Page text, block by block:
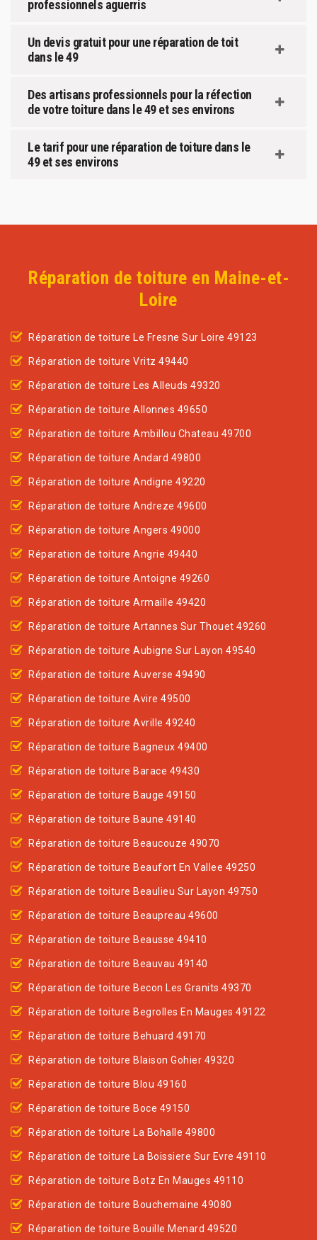
professionnels aguerris
Un devis gratuit pour une réparation de toit
dans le 49
Des artisans professionnels pour la réfection
de votre toiture dans le 49 et ses environs
Le tarif pour une réparation de toiture dans le
49 et ses environs
Réparation de toiture en Maine-et-
Loire
Réparation de toiture Le Fresne Sur Loire 49123
Réparation de toiture Vritz 49440
Réparation de toiture Les Alleuds 49320
Réparation de toiture Allonnes 49650
Réparation de toiture Ambillou Chateau 49700
Réparation de toiture Andard 49800
Réparation de toiture Andigne 49220
Réparation de toiture Andreze 49600
Réparation de toiture Angers 49000
Réparation de toiture Angrie 49440
Réparation de toiture Antoigne 49260
Réparation de toiture Armaille 49420
Réparation de toiture Artannes Sur Thouet 49260
Réparation de toiture Aubigne Sur Layon 49540
Réparation de toiture Auverse 49490
Réparation de toiture Avire 49500
Réparation de toiture Avrille 49240
Réparation de toiture Bagneux 49400
Réparation de toiture Barace 49430
Réparation de toiture Bauge 49150
Réparation de toiture Baune 49140
Réparation de toiture Beaucouze 49070
Réparation de toiture Beaufort En Vallee 49250
Réparation de toiture Beaulieu Sur Layon 49750
Réparation de toiture Beaupreau 49600
Réparation de toiture Beausse 49410
Réparation de toiture Beauvau 49140
Réparation de toiture Becon Les Granits 49370
Réparation de toiture Begrolles En Mauges 49122
Réparation de toiture Behuard 49170
Réparation de toiture Blaison Gohier 49320
Réparation de toiture Blou 49160
Réparation de toiture Boce 49150
Réparation de toiture La Bohalle 49800
Réparation de toiture La Boissiere Sur Evre 49110
Réparation de toiture Botz En Mauges 49110
Réparation de toiture Bouchemaine 49080
Réparation de toiture Bouille Menard 49520